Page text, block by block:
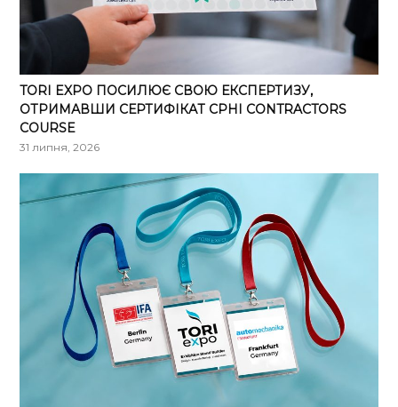
TORI EXPO ПОСИЛЮЄ СВОЮ ЕКСПЕРТИЗУ,
ОТРИМАВШИ СЕРТИФІКАТ CPHI CONTRACTORS
COURSE
31 липня, 2026